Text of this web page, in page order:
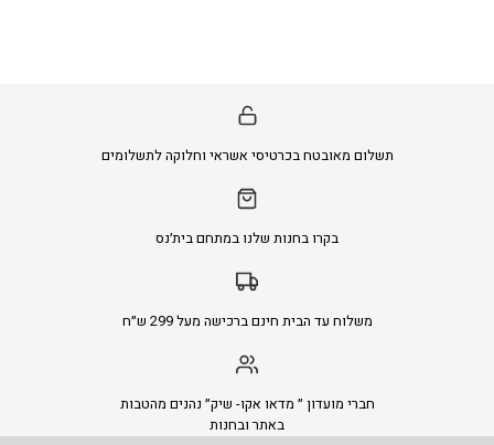
תשלום מאובטח בכרטיסי אשראי וחלוקה לתשלומים
בקרו בחנות שלנו במתחם בית׳נס
משלוח עד הבית חינם ברכישה מעל 299 ש״ח
חברי מועדון ״ מדאו אקו- שיק״ נהנים מהטבות
באתר ובחנות